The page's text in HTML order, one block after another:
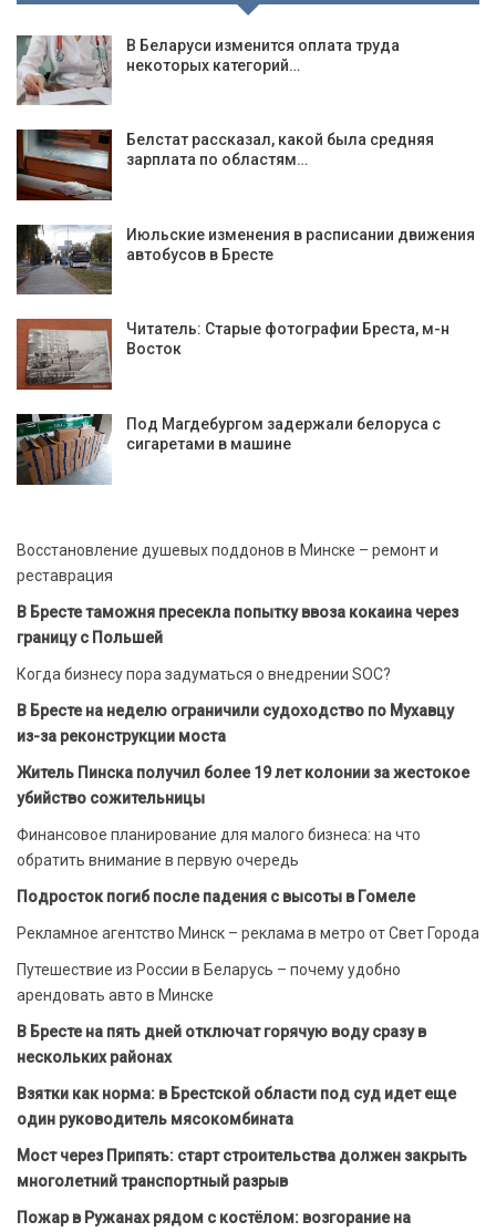
В Беларуси изменится оплата труда
некоторых категорий…
Белстат рассказал, какой была средняя
зарплата по областям…
Июльские изменения в расписании движения
автобусов в Бресте
Читатель: Старые фотографии Бреста, м-н
Восток
Под Магдебургом задержали белоруса с
сигаретами в машине
Восстановление душевых поддонов в Минске – ремонт и
реставрация
В Бресте таможня пресекла попытку ввоза кокаина через
границу с Польшей
Когда бизнесу пора задуматься о внедрении SOC?
В Бресте на неделю ограничили судоходство по Мухавцу
из-за реконструкции моста
Житель Пинска получил более 19 лет колонии за жестокое
убийство сожительницы
Финансовое планирование для малого бизнеса: на что
обратить внимание в первую очередь
Подросток погиб после падения с высоты в Гомеле
Рекламное агентство Минск – реклама в метро от Свет Города
Путешествие из России в Беларусь – почему удобно
арендовать авто в Минске
В Бресте на пять дней отключат горячую воду сразу в
нескольких районах
Взятки как норма: в Брестской области под суд идет еще
один руководитель мясокомбината
Мост через Припять: старт строительства должен закрыть
многолетний транспортный разрыв
Пожар в Ружанах рядом с костёлом: возгорание на